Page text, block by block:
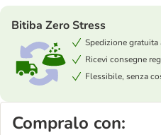
Bitiba Zero Stress
Spedizione gratuita
Ricevi consegne
Flessibile, senza
Compralo con: